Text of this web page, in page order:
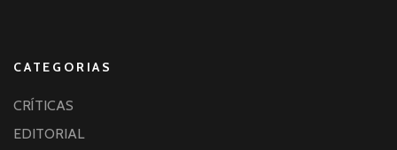
CATEGORIAS
CRÍTICAS
EDITORIAL